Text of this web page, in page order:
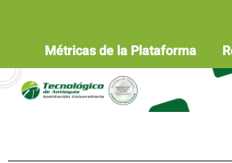
Contenido
principal
Barra
lateral
Métricas de la Plataforma